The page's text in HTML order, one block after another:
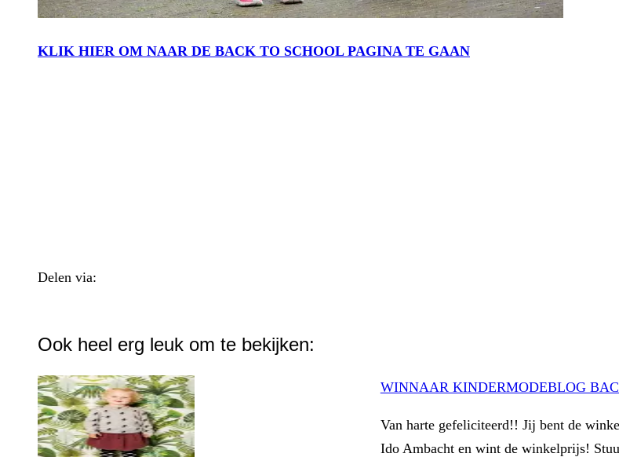
KLIK HIER OM NAAR DE BACK TO SCHOOL PAGINA TE GAAN
Delen via:
Ook heel erg leuk om te bekijken:
WINNAAR KINDERMODEBLOG
Van harte gefeliciteerd!! Jij bent de
Ido Ambacht en wint de winkelprijs!